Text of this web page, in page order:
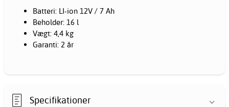
Batteri: LI-ion 12V / 7 Ah
Beholder: 16 l
Vægt: 4,4 kg
Garanti: 2 år
Specifikationer